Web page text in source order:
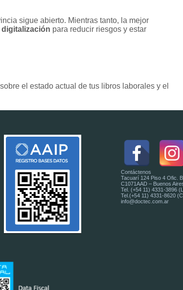
sigue abierto. Mientras tanto, la mejor
digitalización para reducir riesgos y estar
sobre el estado actual de tus libros laborales y el
Contáctenos
Tacuarí 124 Piso 4 Ofic. B
C1071AAD – Buenos
Tel. (+54 11) 4331-3896
Tel.(+54 11) 4331-8620
info@doctec.com.ar